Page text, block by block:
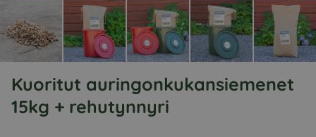
Kuoritut auringonkukansiemenet
15kg + rehutynnyri